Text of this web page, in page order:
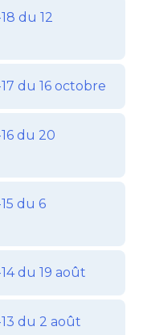
du 12
du 16 octobre
du 20
du 6
du 19 août
du 2 août